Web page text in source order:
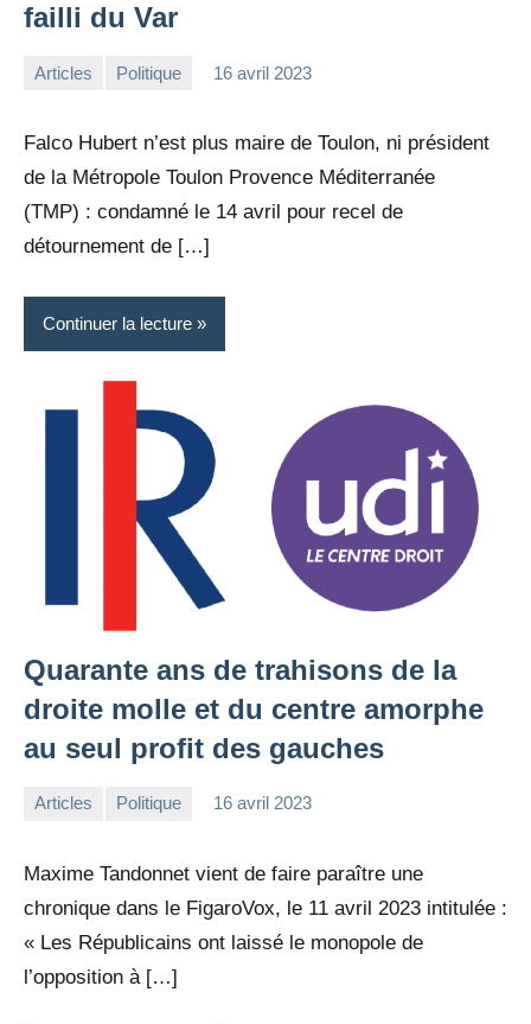
failli du Var
Articles Politique 16 avril 2023
Falco Hubert n’est plus maire de Toulon, ni président
de la Métropole Toulon Provence Méditerranée
(TMP) : condamné le 14 avril pour recel de
détournement de […]
Continuer la lecture
Quarante ans de trahisons de la
droite molle et du centre amorphe
au seul profit des gauches
Articles Politique 16 avril 2023
Maxime Tandonnet vient de faire paraître une
chronique dans le FigaroVox, le 11 avril 2023 intitulée :
« Les Républicains ont laissé le monopole de
l’opposition à […]